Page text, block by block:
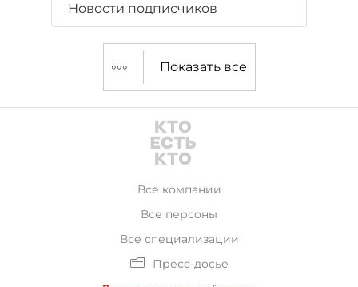
Новости подписчиков
Показать все
Все компании
Все персоны
Все специализации
Пресс-досье